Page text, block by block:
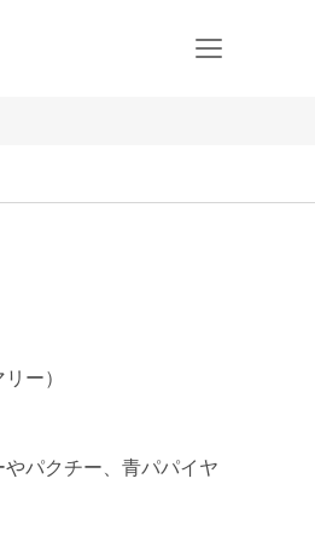
ー）
パクチー、青パパイヤ